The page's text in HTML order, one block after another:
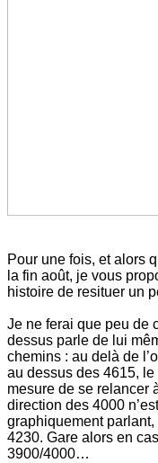
Pour une fois, et alors
la fin août, je vous
histoire de resituer un
Je ne ferai que peu de
dessus parle de lui
chemins : au delà de
au dessus des 4615,
mesure de se relancer
direction des 4000
graphiquement
4230. Gare alors en
3900/4000…